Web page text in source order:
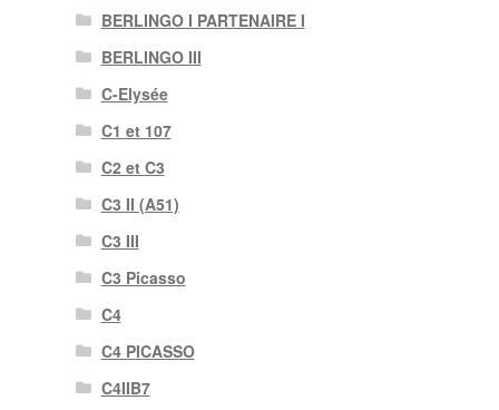
BERLINGO I PARTENAIRE I
BERLINGO III
C-Elysée
C1 et 107
C2 et C3
C3 II (A51)
C3 III
C3 Picasso
C4
C4 PICASSO
C4IIB7